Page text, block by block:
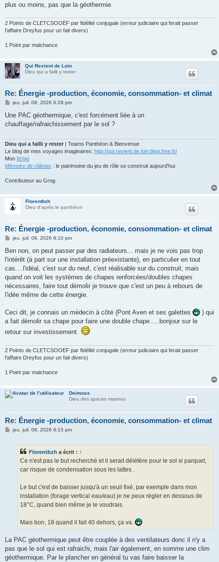
plus ou moins, pas que la géothermie.
2 Points de CLETCSOOEF par fidélité conjugale (erreur judiciaire qui ferait passer
l'affaire Dreyfus pour un fait divers)
1 Point par malchance
Qui Revient de Loin
Dieu qui a failli y rester
Re: Énergie -production, économie, consommation- et climat
M
s
a
jeu. juil. 09, 2026 6:28 pm
Une PAC géothermique, c'est forcément liée à un
chauffage/rafraichissement par le sol ?
Dieu qui a failli y rester | Teams Panthéon & Bienvenue
Le blog de mes voyages imaginaires: http://qui.revient.de.loin.blog.free.fr/
Mon Itchio
Mémoire de rôlistes : le patrimoine du jeu de rôle se construit aujourd'hui
Contributeur au Grog
Florentbzh
Dieu d'après le panthéon
Re: Énergie -production, économie, consommation- et climat
M
s
a
g
jeu. juil. 09, 2026 8:10 pm
Ben non, on peut passer par des radiateurs... mais je ne vois pas trop
l'intérêt (à part sur une installation préexistante), en particulier en tout
cas....l'idéal, c'est sur du neuf, c'est réalisable sur du construit, mais
quand on voit les systèmes de chapes renforcées/doubles chapes
nécessaires, faire tout démolir je trouve que c'est un peu à rebours de
l'idée même de cette énergie.
Ceci dit, je connais un médecin à côté (Pont Aven et ses galettes
) qui
a fait démolir sa chape pour faire une double chape.....bonjour sur le
retour sur investissement.
2 Points de CLETCSOOEF par fidélité conjugale (erreur judiciaire qui ferait passer
l'affaire Dreyfus pour un fait divers)
1 Point par malchance
Deimoss
Dieu des spaces marines
Re: Énergie -production, économie, consommation- et climat
Mjeu. juil. 09, 2026 8:15 pm
Florentbzh a écrit : ↑
Ce n'est pas le but recherché et il serait délétère pour le sol si parquet,
car risque de condensation sous les lattes .
Le but c'est de baisser jusqu'à un seuil fixé, par exemple dans mon
installation (forage vertical eau/eau) je ne peux régler en dessous de
18°C, quand bien même je le voudrais.
Mais bon, 18 quand il fait 40 dehors, ça va.
La PAC géothermique peut être couplée à des ventilateurs donc il n'y a
pas que le sol qui est rafraichi, mais l'air également, en somme une clim
géothermique. Par le plancher en général tu vas faire baisser la